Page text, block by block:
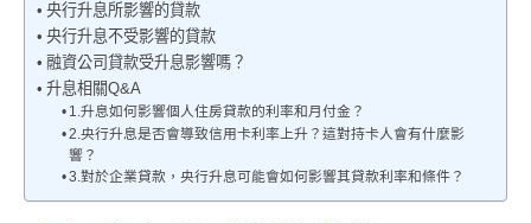
央行升息所影響的貸款
央行升息不受影響的貸款
融資公司貸款受升息影響嗎？
升息相關Q&A
1.升息如何影響個人住房貸款的利率和月付金？
2.央行升息是否會導致信用卡利率上升？這對持卡人會有什麼影
響？
3.對於企業貸款，央行升息可能會如何影響其貸款利率和條件？